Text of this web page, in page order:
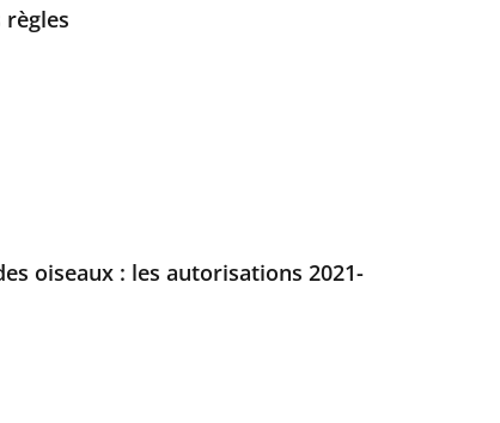
règles
oiseaux : les autorisations 2021-